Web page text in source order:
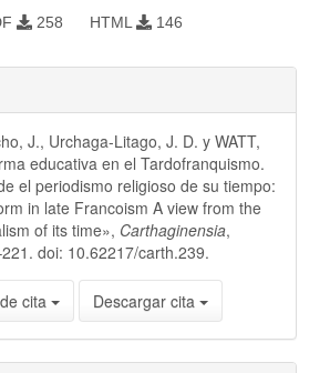
258 HTML 146
J., Urchaga-Litago, J. D. y WATT,
educativa en el Tardofranquismo.
el periodismo religioso de su tiempo:
in late Francoism A view from the
of its time», Carthaginensia,
doi: 10.62217/carth.239.
cita Descargar cita